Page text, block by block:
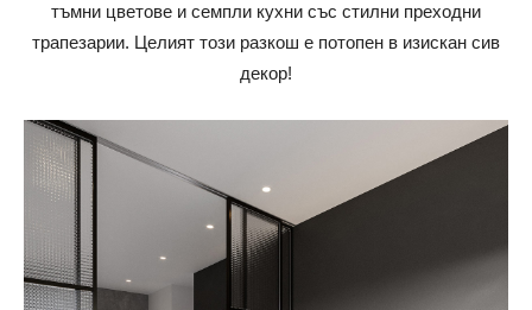
тъмни цветове и семпли кухни със стилни преходни
трапезарии. Целият този разкош е потопен в изискан сив
декор!